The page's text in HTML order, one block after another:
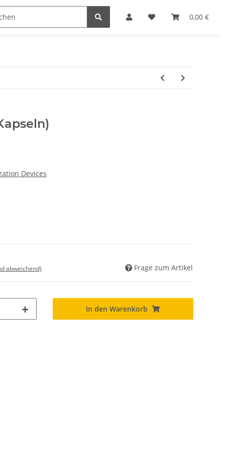
0,00 €
Devices
abweichend) Frage zum Artikel
In den Warenkorb